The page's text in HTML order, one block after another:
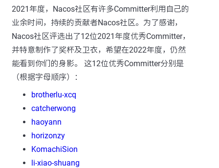
2021年度，Nacos社区有许多Committer利用自己的
业余时间，持续的贡献者Nacos社区。为了感谢，
Nacos社区评选出了12位2021年度优秀Committer，
并特意制作了奖杯及卫衣，希望在2022年度，仍然
能看到你们的身影。 这12位优秀Committer分别是
（根据字母顺序）：
brotherlu-xcq
catcherwong
haoyann
horizonzy
KomachiSion
li-xiao-shuang